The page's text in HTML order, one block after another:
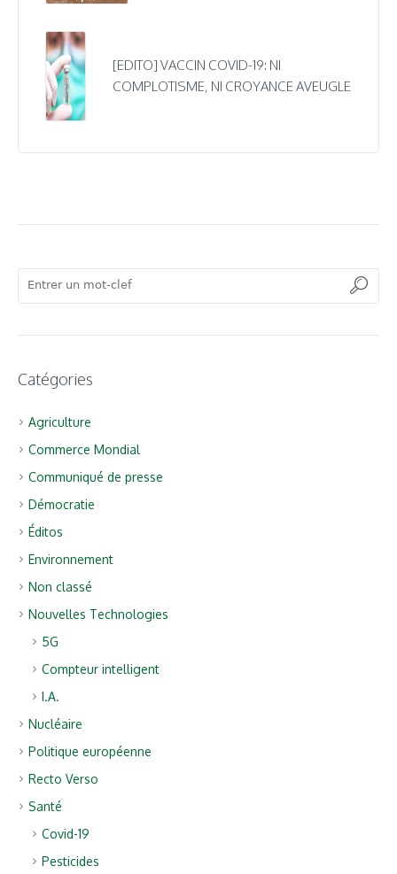
[EDITO] VACCIN COVID-19: NI
COMPLOTISME, NI CROYANCE AVEUGLE
Catégories
Agriculture
Commerce Mondial
Communiqué de presse
Démocratie
Éditos
Environnement
Non classé
Nouvelles Technologies
5G
Compteur intelligent
I.A.
Nucléaire
Politique européenne
Recto Verso
Santé
Covid-19
Pesticides